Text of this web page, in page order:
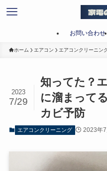
お問い合わせ
ホーム エアコン エアコンクリーニン
知ってた？
に溜まって
カビ予防
2023
7/29
エアコンクリーニング 2023年7